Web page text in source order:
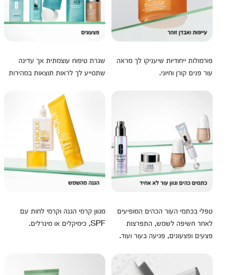
פורמולות ייחודיות שיעניקו לך מראה
עור פנים קורן וחיוני.
שגרת טיפוח עוצמתית אך עדינה
שתסייע לך לראות תוצאות במהירות
טפלי בכתמי העור הכהים המופיעים
לאחר חשיפה לשמש, התפרצות
פצעים ופצעונים, פגיעה בעור ועוד.
מגוון קרמי הגנה וקרמי לחות עם
SPF, כימיקלים או מינרלים.